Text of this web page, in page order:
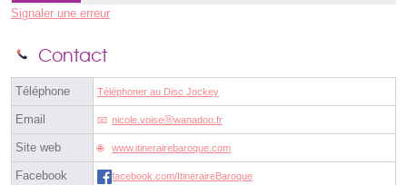
Signaler une erreur
Contact
Téléphone Téléphoner au Disc Jockey
Email nicole.voiseⓐwanadoo.fr
Site web www.itinerairebaroque.com
Facebook facebook.com/ItineraireBaroque